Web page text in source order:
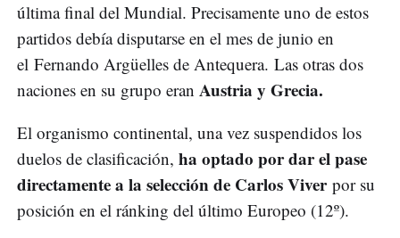
última final del Mundial. Precisamente uno de estos
partidos debía disputarse en el mes de junio en
el Fernando Argüelles de Antequera. Las otras dos
naciones en su grupo eran Austria y Grecia.
El organismo continental, una vez suspendidos los
duelos de clasificación, ha optado por dar el pase
directamente a la selección de Carlos Viver por su
posición en el ránking del último Europeo (12º).